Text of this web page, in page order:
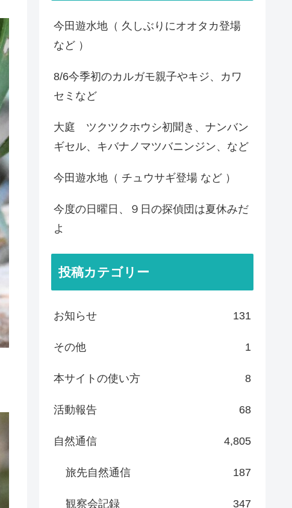
今田遊水地（ 久しぶりにオオタカ登場
など ）
8/6今季初のカルガモ親子やキジ、カワ
セミなど
大庭 ツクツクホウシ初聞き、ナンバン
ギセル、キバナノマツバニンジン、など
今田遊水地（ チュウサギ登場 など ）
今度の日曜日、９日の探偵団は夏休みだ
よ
投稿カテゴリー
お知らせ 131
その他 1
本サイトの使い方 8
活動報告 68
自然通信 4,805
旅先自然通信 187
観察会記録 347